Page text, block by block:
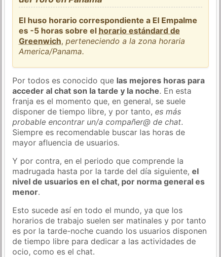
El huso horario correspondiente a El Empalme
es -5 horas sobre el horario estándard de
Greenwich,perteneciendo a la zona horaria
America/Panama.
Por todos es conocido que las mejores horas para
acceder al chat son la tarde y la noche. En esta
franja es el momento que, en general, se suele
disponer de tiempo libre, y por tanto,es más
probable encontrar un/a compañer@ de chat.
Siempre es recomendable buscar las horas de
mayor afluencia de usuarios.
Y por contra, en el periodo que comprende la
madrugada hasta por la tarde del día siguiente,el
nivel de usuarios en el chat, por norma general es
menor.
Esto sucede así en todo el mundo, ya que los
horarios de trabajo suelen ser matinales y por tanto
es por la tarde-noche cuando los usuarios disponen
de tiempo libre para dedicar a las actividades de
ocio, como es el chat.